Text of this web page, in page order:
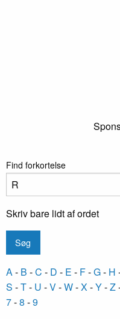
Find forkortelse
Skriv bare lidt af ordet
A- B -C - D - E - F-G- H
S -T- U -V-W-X-Y-Z
7-8 -9